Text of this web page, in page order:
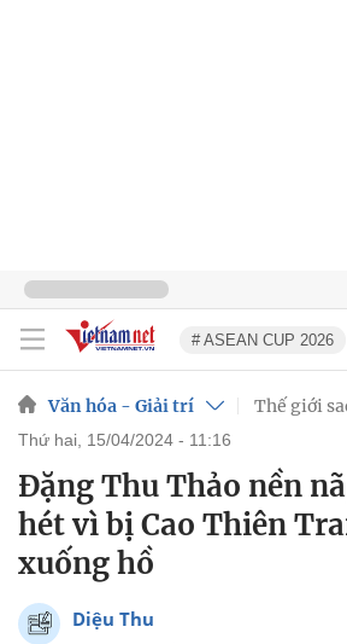
# ASEAN CUP 2026
Văn hóa - Giải trí Thế giới
thứ hai, 15/04/2024 - 11:16
Đặng Thu Thảo nền
hét vì bị Cao Thiên
xuống hồ
Diệu Thu